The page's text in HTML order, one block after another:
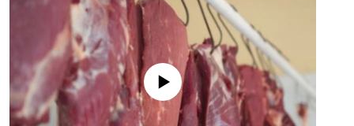
No media source currently available